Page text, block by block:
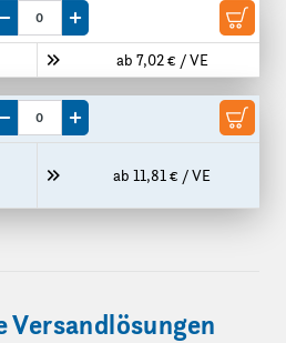
ab 7,02 € / VE
Menge um eine VE reduzieren
Menge um eine VE erhöhen
ab 11,81 € / VE
Menge um eine VE reduzieren
Menge um eine VE erhöhen